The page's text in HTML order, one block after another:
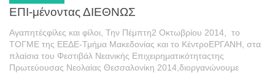
ΕΠΙ-μένοντας ΔΙΕΘΝΩΣ
Αγαπητέ­ςφίλες και φίλοι, Την ­Πέμπτη2 Οκτωβρίου 2014, το
ΤΟΓΜΕ της ΕΕΔΕ-Τμήμα Μακεδονίας και το ΚέντροΕΡΓΑΝΗ, στα
πλαίσια του Φεστιβάλ Νεανικής Επιχειρηματικότηταςτης
Πρωτεύουσας Νεολαίας Θεσσαλονίκη 2014,διοργανώνουμε